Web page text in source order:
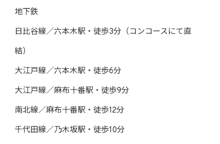
地下鉄
日比谷線／六本木駅・徒歩3分（コンコースにて直
結）
大江戸線／六本木駅・徒歩6分
大江戸線／麻布十番駅・徒歩9分
南北線／麻布十番駅・徒歩12分
千代田線／乃木坂駅・徒歩10分